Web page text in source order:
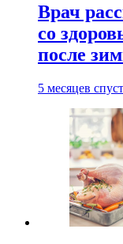
Врач
со
после
5 месяцев